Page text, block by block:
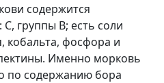
содержится
группы В; есть соли
кобальта, фосфора и
Именно морковь
по содержанию бора